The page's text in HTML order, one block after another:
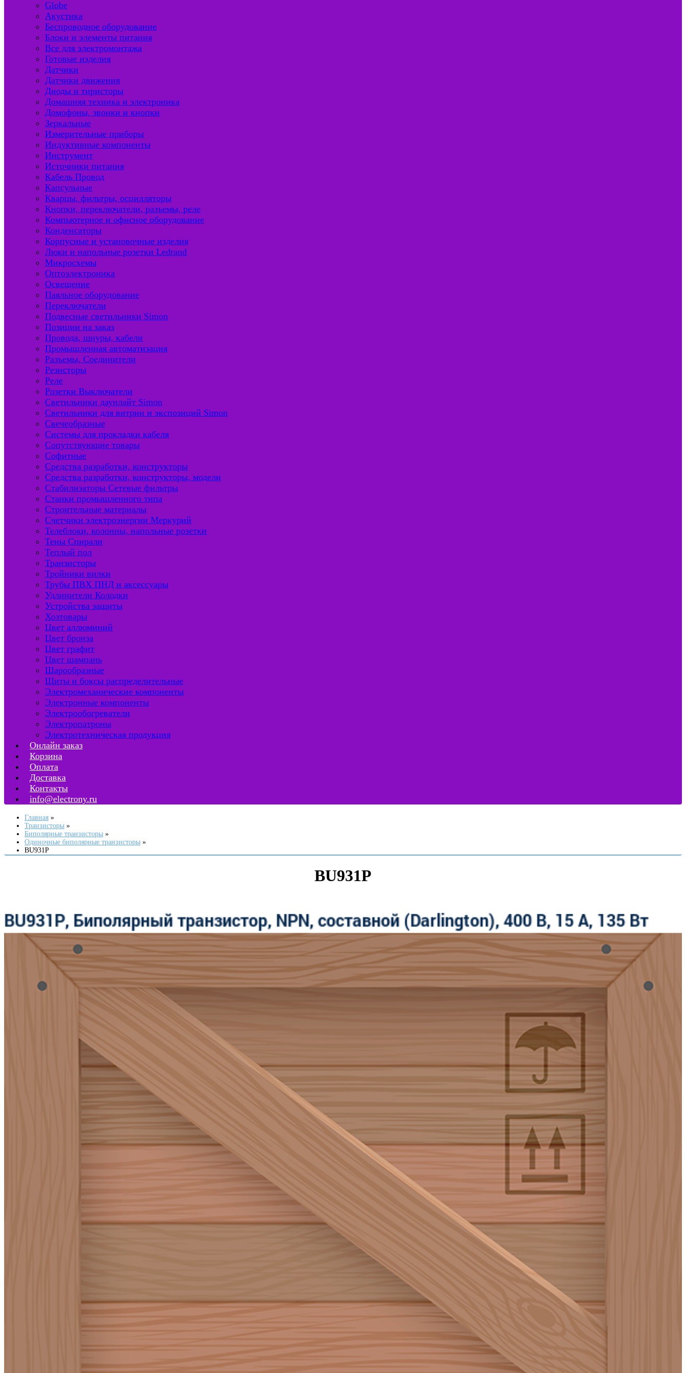
Globe
Акустика
Беспроводное оборудование
Блоки и элементы питания
Все для электромонтажа
Готовые изделия
Датчики
Датчики движения
Диоды и тиристоры
Домашняя техника и электроника
Домофоны, звонки и кнопки
Зеркальные
Измерительные приборы
Индуктивные компоненты
Инструмент
Источники питания
Кабель Провод
Капсульные
Кварцы, фильтры, осцилляторы
Кнопки, переключатели, разъемы, реле
Компьютерное и офисное оборудование
Конденсаторы
Корпусные и установочные изделия
Люки и напольные розетки Ledrand
Микросхемы
Оптоэлектроника
Освещение
Паяльное оборудование
Переключатели
Подвесные светильники Simon
Позиции на заказ
Провода, шнуры, кабели
Промышленная автоматизация
Разъемы, Соединители
Резисторы
Реле
Розетки Выключатели
Светильники даунлайт Simon
Светильники для витрин и экспозиций Simon
Свечеобразные
Системы для прокладки кабеля
Сопутствующие товары
Софитные
Средства разработки, конструкторы
Средства разработки, конструкторы, модели
Стабилизаторы Сетевые фильтры
Станки промышленного типа
Строительные материалы
Счетчики электроэнергии Меркурий
Телеблоки, колонны, напольные розетки
Тены Спирали
Теплый пол
Транзисторы
Тройники вилки
Трубы ПВХ ПНД и аксессуары
Удлинители Колодки
Устройства защиты
Хозтовары
Цвет аллюминий
Цвет бронза
Цвет графит
Цвет шампань
Шарообразные
Щиты и боксы распределительные
Электромеханические компоненты
Электронные компоненты
Электрообогреватели
Электропатроны
Электротехническая продукция
Онлайн заказ
Корзина
Оплата
Доставка
Контакты
info@electrony.ru
Главная
Транзисторы
Биполярные транзисторы
Одиночные биполярные транзисторы
BU931P
BU931P